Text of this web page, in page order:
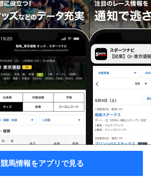
競馬情報をアプリで見る